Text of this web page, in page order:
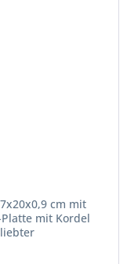
cm mit
mit Kordel